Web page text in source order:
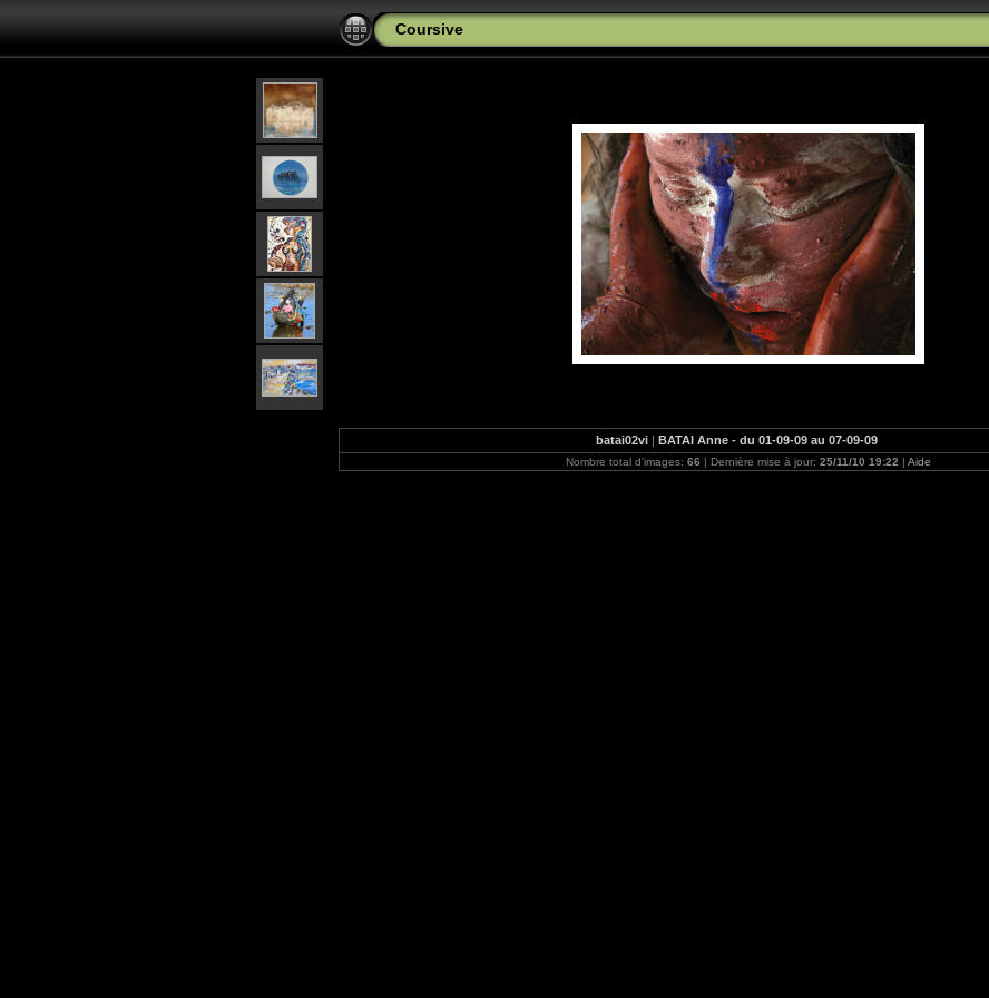
Coursive
batai02vi| BATAI Anne - du 01-09-09 au 07-09-09
Nombre total d'images: 66 | Dernière mise à jour: 25/11/10 19:22 | Aide